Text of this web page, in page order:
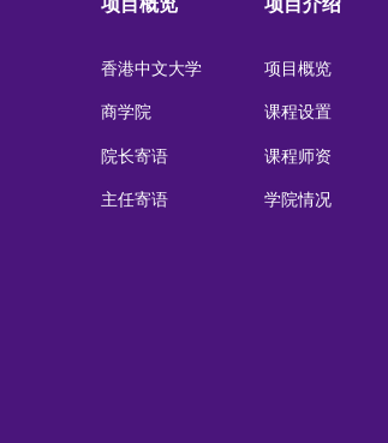
香港中文大学
商学院
院长寄语
主任寄语
项目概览
课程设置
课程师资
学院情况